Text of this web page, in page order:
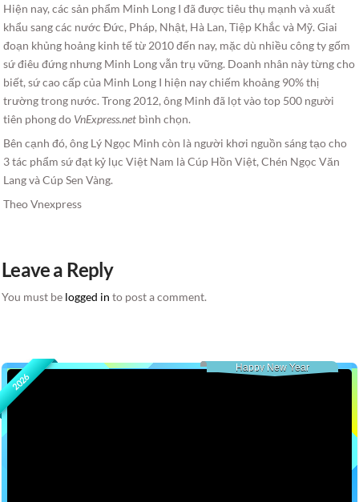
Hiện nay, các sản phẩm Minh Long I đã được tiêu thụ mạnh và xuất
khẩu sang các nước Đức, Pháp, Nhật, Hà Lan, Tiệp Khắc và Mỹ. Giai
đoạn khủng hoảng kinh tế từ 2010 đến nay, mặc dù nhiều công ty gốm
sứ điêu đứng nhưng Minh Long vẫn trụ vững. Doanh nhân này từng cho
biết, sứ cao cấp của Minh Long I hiện nay chiếm khoảng 90% thị
trường trong nước. Trong 2012, ông Minh đã lọt vào top 500 người
tiên phong do VnExpress.net bình chọn.
Bên cạnh đó, ông Lý Ngọc Minh còn là người khơi nguồn sáng tạo cho
3 tác phẩm sứ đạt kỷ lục Việt Nam là Cúp Hồn Việt, Chén Ngọc Văn
Lang và Cúp Sen Vàng.
Theo Vnexpress
Leave a Reply
You must be logged in to post a comment.
2026
Happy New Year